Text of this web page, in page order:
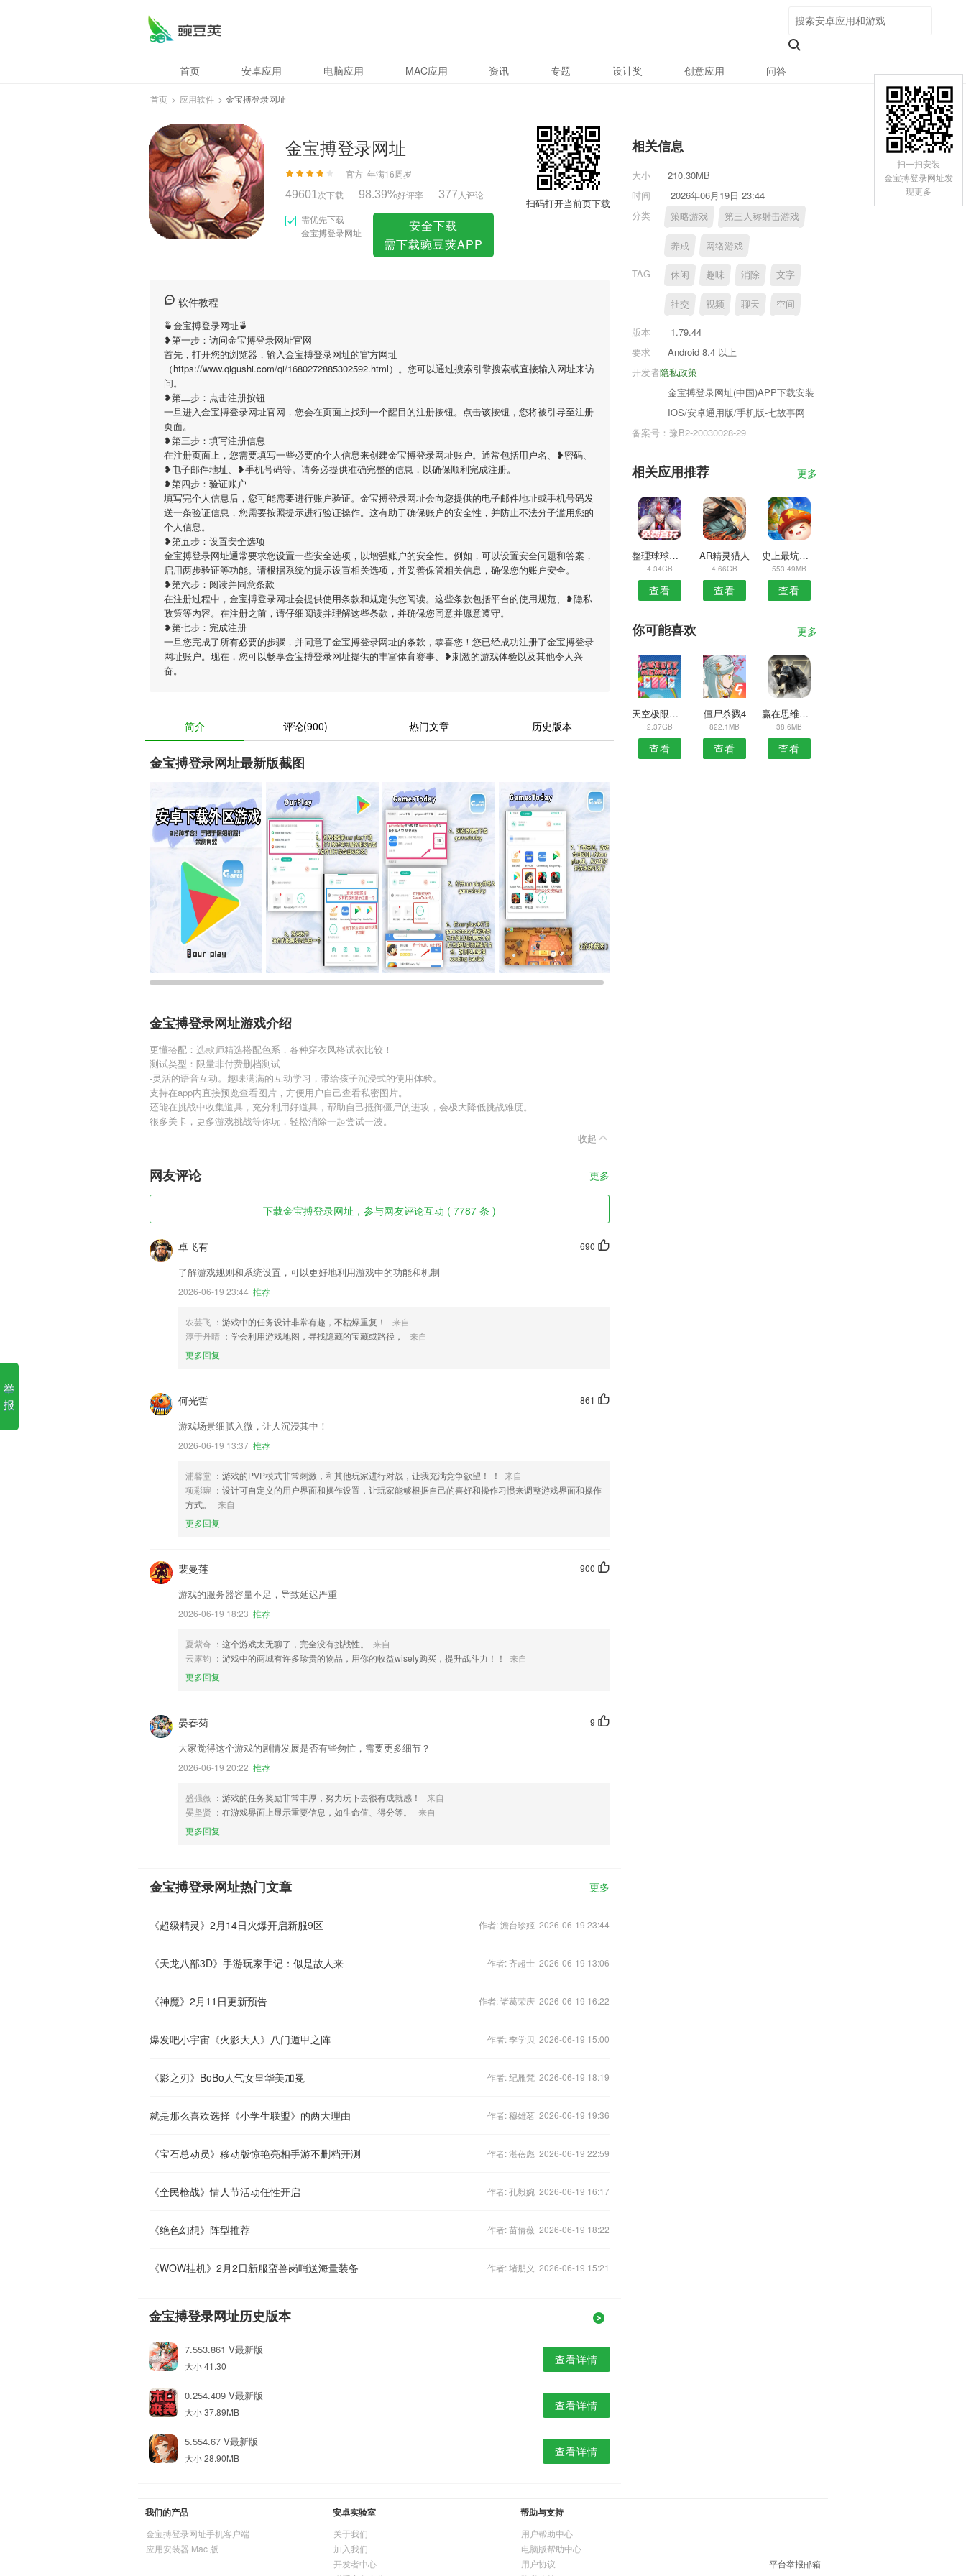
首页 安卓应用 电脑应用 MAC应用 资讯 专题 设计奖 创意应用 问答
首页 > 应用软件 > 金宝搏登录网址
金宝搏登录网址
官方 年满16周岁
49601 次下载 98.39%好评率 377 人评论
需优先下载
金宝搏登录网址
安全下载
需下载豌豆荚APP
扫码打开当前页下载
软件教程
🍵金宝搏登录网址🍵
❥第一步：访问金宝搏登录网址官网
首先，打开您的浏览器，输入金宝搏登录网址的官方网址
（https://www.qigushi.com/qi/1680272885302592.html）。您可以通过搜索引擎搜索或直接输入网址来访
问。
❥第二步：点击注册按钮
一旦进入金宝搏登录网址官网，您会在页面上找到一个醒目的注册按钮。点击该按钮，您将被引导至注册
页面。
❥第三步：填写注册信息
在注册页面上，您需要填写一些必要的个人信息来创建金宝搏登录网址账户。通常包括用户名、❥密码、
❥电子邮件地址、❥手机号码等。请务必提供准确完整的信息，以确保顺利完成注册。
❥第四步：验证账户
填写完个人信息后，您可能需要进行账户验证。金宝搏登录网址会向您提供的电子邮件地址或手机号码发
送一条验证信息，您需要按照提示进行验证操作。这有助于确保账户的安全性，并防止不法分子滥用您的
个人信息。
❥第五步：设置安全选项
金宝搏登录网址通常要求您设置一些安全选项，以增强账户的安全性。例如，可以设置安全问题和答案，
启用两步验证等功能。请根据系统的提示设置相关选项，并妥善保管相关信息，确保您的账户安全。
❥第六步：阅读并同意条款
在注册过程中，金宝搏登录网址会提供使用条款和规定供您阅读。这些条款包括平台的使用规范、❥隐私
政策等内容。在注册之前，请仔细阅读并理解这些条款，并确保您同意并愿意遵守。
❥第七步：完成注册
一旦您完成了所有必要的步骤，并同意了金宝搏登录网址的条款，恭喜您！您已经成功注册了金宝搏登录
网址账户。现在，您可以畅享金宝搏登录网址提供的丰富体育赛事、❥刺激的游戏体验以及其他令人兴
奋。
简介 评论(900) 热门文章 历史版本
金宝搏登录网址最新版截图
金宝搏登录网址游戏介绍
更懂搭配：选款师精选搭配色系，各种穿衣风格试衣比较！
测试类型：限量非付费删档测试
-灵活的语音互动。趣味满满的互动学习，带给孩子沉浸式的使用体验。
支持在app内直接预览查看图片，方便用户自己查看私密图片。
还能在挑战中收集道具，充分利用好道具，帮助自己抵御僵尸的进攻，会极大降低挑战难度。
很多关卡，更多游戏挑战等你玩，轻松消除一起尝试一波。
收起
网友评论 更多
下载金宝搏登录网址，参与网友评论互动 ( 7787 条 )
690
卓飞有
了解游戏规则和系统设置，可以更好地利用游戏中的功能和机制
2026-06-19 23:44 推荐
农芸飞 ：游戏中的任务设计非常有趣，不枯燥重复！
来自
淳于丹晴 ：学会利用游戏地图，寻找隐藏的宝藏或路径，
来自
更多回复
861
何光哲
游戏场景细腻入微，让人沉浸其中！
2026-06-19 13:37 推荐
浦馨堂 ：游戏的PVP模式非常刺激，和其他玩家进行对战，让我充满竞争欲望！ ！
来自
项彩琬 ：设计可自定义的用户界面和操作设置，让玩家能够根据自己的喜好和操作习惯来调整游戏界面和操作
方式。
来自
更多回复
900
裴曼莲
游戏的服务器容量不足，导致延迟严重
2026-06-19 18:23 推荐
夏紫奇 ：这个游戏太无聊了，完全没有挑战性。
来自
云露钧 ：游戏中的商城有许多珍贵的物品，用你的收益wisely购买，提升战斗力！！
来自
更多回复
9
晏春菊
大家觉得这个游戏的剧情发展是否有些匆忙，需要更多细节？
2026-06-19 20:22 推荐
盛强薇 ：游戏的任务奖励非常丰厚，努力玩下去很有成就感！
来自
晏坚贤 ：在游戏界面上显示重要信息，如生命值、得分等。
来自
更多回复
金宝搏登录网址热门文章 更多
《超级精灵》2月14日火爆开启新服9区 作者: 澹台珍姬 2026-06-19 23:44
《天龙八部3D》手游玩家手记：似是故人来 作者: 齐超士 2026-06-19 13:06
《神魔》2月11日更新预告 作者: 诸葛荣庆 2026-06-19 16:22
爆发吧小宇宙《火影大人》八门遁甲之阵 作者: 季学贝 2026-06-19 15:00
《影之刃》BoBo人气女皇华美加冕 作者: 纪雁梵 2026-06-19 18:19
就是那么喜欢选择《小学生联盟》的两大理由 作者: 穆雄茗 2026-06-19 19:36
《宝石总动员》移动版惊艳亮相手游不删档开测 作者: 湛蓓彪 2026-06-19 22:59
《全民枪战》情人节活动任性开启 作者: 孔毅婉 2026-06-19 16:17
《绝色幻想》阵型推荐 作者: 苗倩薇 2026-06-19 18:22
《WOW挂机》2月2日新服蛮兽岗哨送海量装备 作者: 堵朋义 2026-06-19 15:21
金宝搏登录网址历史版本
7.553.861 V最新版
大小 41.30 查看详情
0.254.409 V最新版
大小 37.89MB 查看详情
5.554.67 V最新版
大小 28.90MB 查看详情
相关信息
大小
210.30MB
时间
2026年06月19日 23:44
分类
策略游戏 第三人称射击游戏
养成 网络游戏
TAG 休闲 趣味 消除 文字
社交 视频 聊天 空间
版本
1.79.44
要求
Android 8.4 以上
隐私政策
开发者
金宝搏登录网址(中国)APP下载安装
IOS/安卓通用版/手机版-七故事网
备案号：豫B2-20030028-29
相关应用推荐 更多
整理球球君游戏
4.34GB
查看
AR精灵猎人
4.66GB
查看
史上最坑爹的游戏7
553.49MB
查看
你可能喜欢 更多
天空极限赛道速度驾驶
2.37GB
查看
僵尸杀戮4
822.1MB
查看
赢在思维爱琳诗篇
38.6MB
查看
我们的产品
金宝搏登录网址手机客户端
应用安装器 Mac 版
安卓实验室
关于我们
加入我们
开发者中心
帮助与支持
用户帮助中心
电脑版帮助中心
用户协议
平台举报邮箱
扫一扫安装
金宝搏登录网址发
现更多
举
报